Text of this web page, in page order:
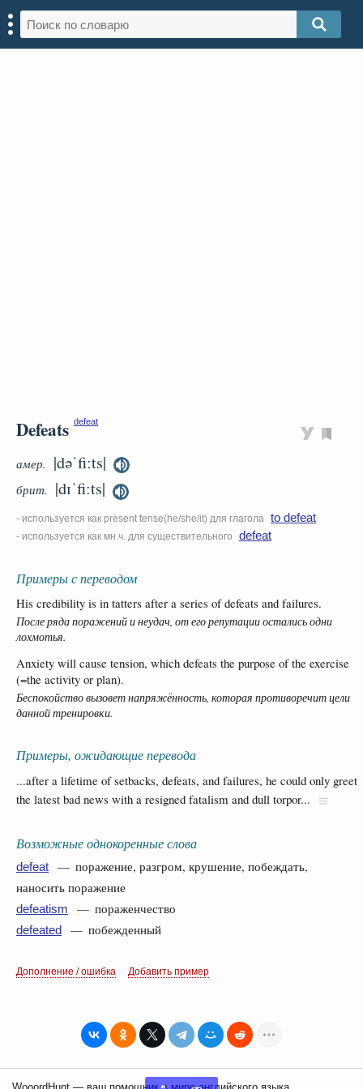
Defeats defeat
амер. |dəˈfiːts|
брит. |dɪˈfiːts|
- используется как present tense(he/she/it) для глагола to defeat
- используется как мн.ч. для существительного defeat
Примеры с переводом
His credibility is in tatters after a series of defeats and failures.
После ряда поражений и неудач, от его репутации остались одни
лохмотья.
Anxiety will cause tension, which defeats the purpose of the exercise
(=the activity or plan).
Беспокойство вызовет напряжённость, которая противоречит цели
данной тренировки.
Примеры, ожидающие перевода
...after a lifetime of setbacks, defeats, and failures, he could only greet
the latest bad news with a resigned fatalism and dull torpor...
Возможные однокоренные слова
defeat
— поражение, разгром, крушение, побеждать,
наносить поражение
defeatism — пораженчество
defeated — побежденный
Дополнение / ошибка Добавить пример